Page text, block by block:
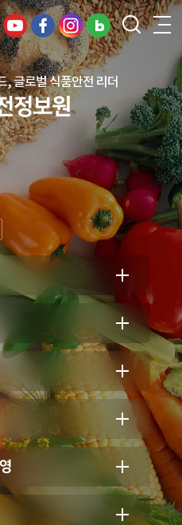
활, 일상의 행복을
품안전 지킴이
정보원
, 글로벌 식품안전 리더
정보원
전한 식품, 건강한 미래
정보원